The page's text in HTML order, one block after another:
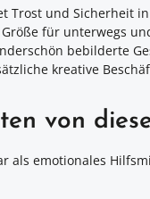
Trost und Sicherheit
für unterwegs
bebilderte
kreative
von
als emotionales